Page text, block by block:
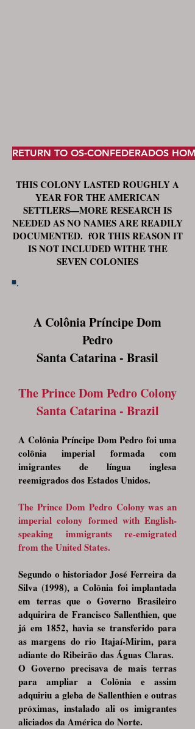
RETURN TO OS-CONFEDERADOS
THIS COLONY LASTED ROUGHLY A
YEAR FOR THE AMERICAN
SETTLERS—MORE RESEARCH IS
NEEDED AS NO NAMES ARE READILY
DOCUMENTED. fOR THIS REASON IT
IS NOT INCLUDED WITHE THE
SEVEN COLONIES
A Colônia Príncipe Dom
Pedro
Santa Catarina - Brasil
The Prince Dom Pedro Colony
Santa Catarina - Brazil
A Colônia Príncipe Dom Pedro foi uma
colônia imperial formada com
imigrantes de língua inglesa
reemigrados dos Estados Unidos.
The Prince Dom Pedro Colony was an
imperial colony formed with English-
speaking immigrants re-emigrated
from the United States.
Segundo o historiador José Ferreira da
Silva (1998), a Colônia foi implantada
em terras que o Governo Brasileiro
adquirira de Francisco Sallenthien, que
já em 1852, havia se transferido para
as margens do rio Itajaí-Mirim, para
adiante do Ribeirão das Águas Claras.
O Governo precisava de mais terras
para ampliar a Colônia e assim
adquiriu a gleba de Sallenthien e outras
próximas, instalado ali os imigrantes
aliciados da América do Norte.